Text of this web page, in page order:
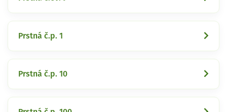
Prstná č.p. 1
Prstná č.p. 10